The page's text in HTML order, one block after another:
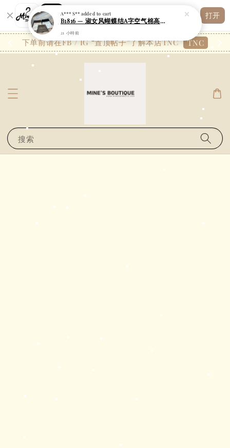
Shopping: 追踪您的订单
您信赖的商店
打开
下单前请在FB / IG “置顶帖子”了解本店TNC TNC
搜索
21 小時前